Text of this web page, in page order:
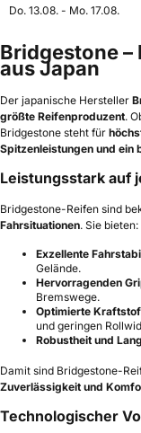
Do. 13.08. - Mo. 17.08.
Bridgestone
aus Japan
Der japanische Hersteller
größte Reifenproduzent.
Bridgestone steht für
Spitzenleistungen und ein
Leistungsstark auf
Bridgestone-Reifen sind
Fahrsituationen. Sie bieten:
Exzellente
Gelände.
Hervorragenden
Bremswege.
Optimierte
und geringen
Robustheit und
Damit sind Bridgestone-
Zuverlässigkeit und
Technologischer